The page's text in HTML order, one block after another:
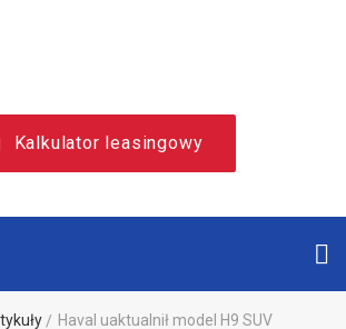
Kalkulator leasingowy
Haval uaktualnił model H9 SUV